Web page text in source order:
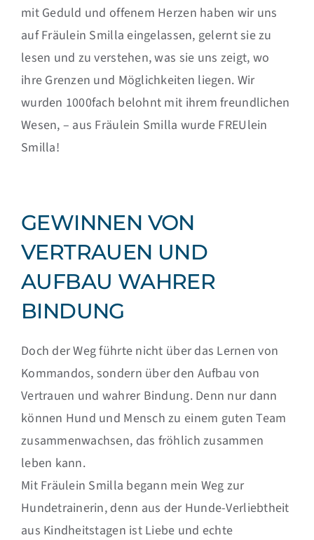
mit Geduld und offenem Herzen haben wir uns
auf Fräulein Smilla eingelassen, gelernt sie zu
lesen und zu verstehen, was sie uns zeigt, wo
ihre Grenzen und Möglichkeiten liegen. Wir
wurden 1000fach belohnt mit ihrem freundlichen
Wesen, – aus Fräulein Smilla wurde FREUlein
Smilla!
GEWINNEN VON
VERTRAUEN UND
AUFBAU WAHRER
BINDUNG
Doch der Weg führte nicht über das Lernen von
Kommandos, sondern über den Aufbau von
Vertrauen und wahrer Bindung. Denn nur dann
können Hund und Mensch zu einem guten Team
zusammenwachsen, das fröhlich zusammen
leben kann.
Mit Fräulein Smilla begann mein Weg zur
Hundetrainerin, denn aus der Hunde-Verliebtheit
aus Kindheitstagen ist Liebe und echte